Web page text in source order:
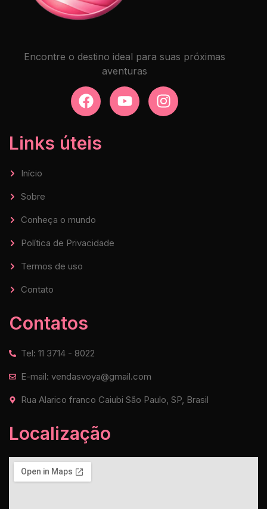
Encontre o destino ideal para suas próximas
aventuras
Links úteis
Início
Sobre
Conheça o mundo
Política de Privacidade
Termos de uso
Contato
Contatos
Tel: 11 3714 - 8022
E-mail: vendasvoya@gmail.com
Rua Alarico franco Caiubi São Paulo, SP, Brasil
Localização